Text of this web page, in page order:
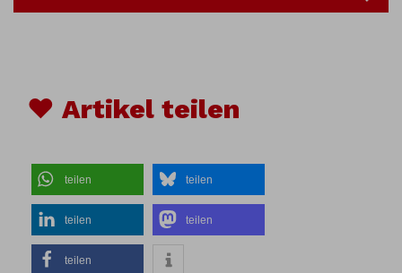
♥ Artikel teilen
teilen teilen
teilen teilen
teilen